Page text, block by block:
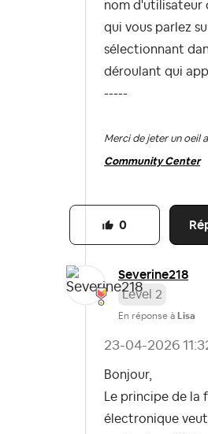
nom d'utilisateur
qui vous parlez
sélectionnant
déroulant qui
-----
Merci de jeter un oeil
Community Center
0
Severine218
Level 2
En réponse à Lisa
‎23-04-2026
Bonjour,
Le principe de
électronique